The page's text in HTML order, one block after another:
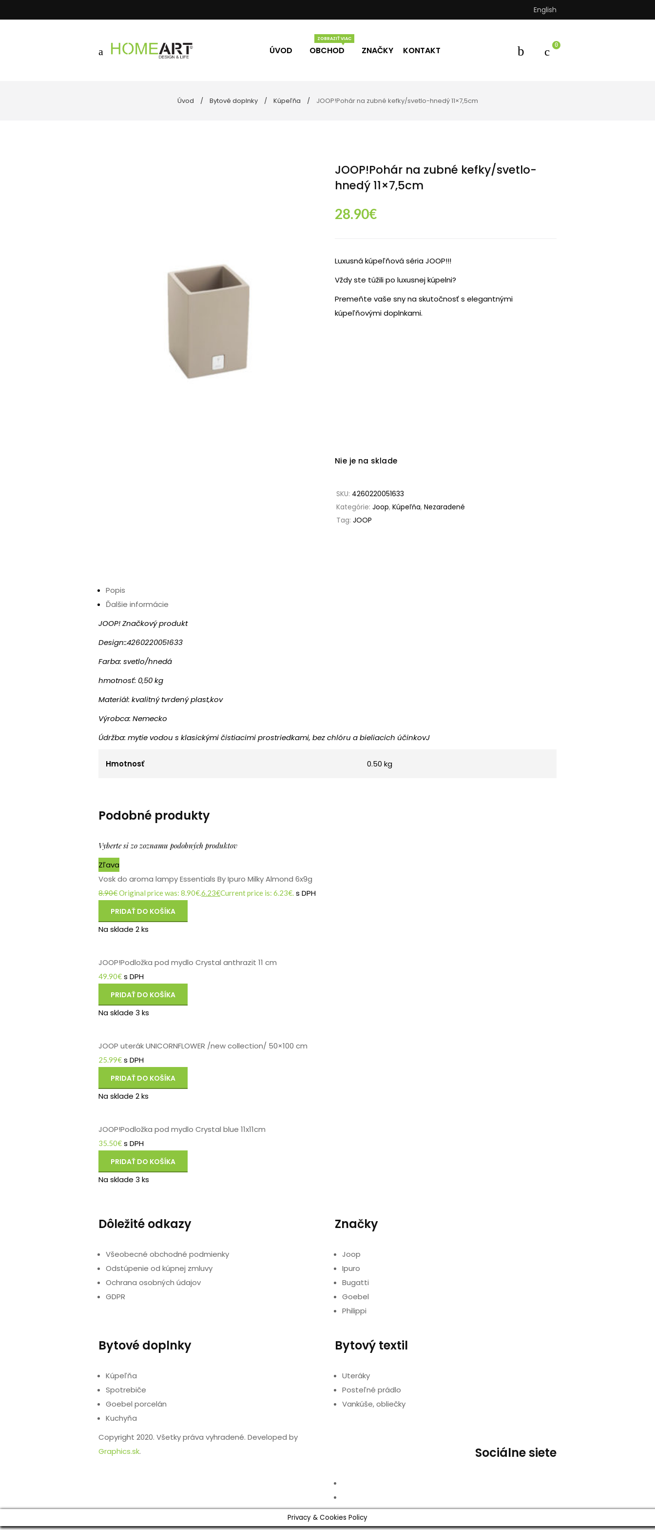
English
ÚVOD OBCHOD
Uteráky
Vône Darčekové poukážky
ZNAČKY KONTAKT
0
Úvod Bytové doplnky Kúpeľňa JOOP!Pohár na zubné kefky/svetlo-hnedý 11×7,5cm
JOOP!Pohár na zubné kefky/svetlo-
hnedý 11×7,5cm
28.90€
Luxusná kúpeľňová séria JOOP!!!
Vždy ste túžili po luxusnej kúpelni?
Premeňte vaše sny na skutočnosť s elegantnými
kúpeľňovými doplnkami.
Nie je na sklade
SKU: 4260220051633
Kategórie: Joop, Kúpeľňa, Nezaradené
Tag: JOOP
Popis
Ďalšie informácie
JOOP! Značkový produkt
Design::4260220051633
Farba: svetlo/hnedá
hmotnosť: 0,50 kg
Materiál: kvalitný tvrdený plast,kov
Výrobca: Nemecko
Údržba: mytie vodou s klasickými čistiacimi prostriedkami, bez chlóru a bieliacich účinkovJ
Hmotnosť 0.50 kg
Podobné produkty
Vyberte si zo zoznamu podobných produktov
Zľava
Vosk do aroma lampy Essentials By Ipuro Milky Almond 6x9g
8.90€Original price was: 8.90€.6.23€Current price is: 6.23€. s DPH
PRIDAŤ DO KOŠÍKA
Na sklade 2 ks
JOOP!Podložka pod mydlo Crystal anthrazit 11 cm
49.90€ s DPH
PRIDAŤ DO KOŠÍKA
Na sklade 3 ks
JOOP uterák UNICORNFLOWER /new collection/ 50×100 cm
25.99€ s DPH
PRIDAŤ DO KOŠÍKA
Na sklade 2 ks
JOOP!Podložka pod mydlo Crystal blue 11x11cm
35.50€ s DPH
PRIDAŤ DO KOŠÍKA
Na sklade 3 ks
Dôležité odkazy
Všeobecné obchodné podmienky
Odstúpenie od kúpnej zmluvy
Ochrana osobných údajov
GDPR
Značky
Joop
Ipuro
Bugatti
Goebel
Philippi
Bytové doplnky
Kúpeľňa
Spotrebiče
Goebel porcelán
Kuchyňa
Bytový textil
Uteráky
Posteľné prádlo
Vankúše, obliečky
Copyright 2020. Všetky práva vyhradené. Developed by
Graphics.sk. Sociálne siete
Privacy & Cookies Policy